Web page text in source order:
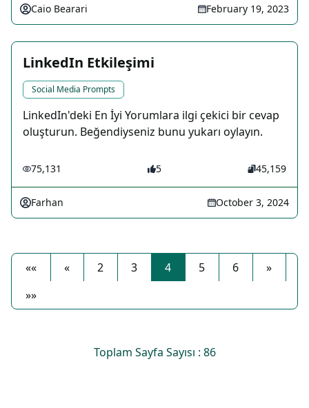
Caio Bearari February 19, 2023
LinkedIn Etkileşimi
Social Media Prompts
LinkedIn'deki En İyi Yorumlara ilgi çekici bir cevap
oluşturun. Beğendiyseniz bunu yukarı oylayın.
75,131 5 45,159
Farhan October 3, 2024
«« « 2 3 4 5 6
»
»»
Toplam Sayfa Sayısı : 86